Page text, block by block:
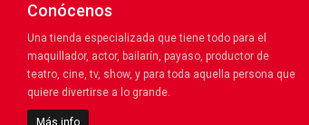
Conócenos
Una tienda especializada que tiene todo para el
maquillador, actor, bailarín, payaso, productor de
teatro, cine, tv, show, y para toda aquella persona que
quiere divertirse a lo grande.
Más info